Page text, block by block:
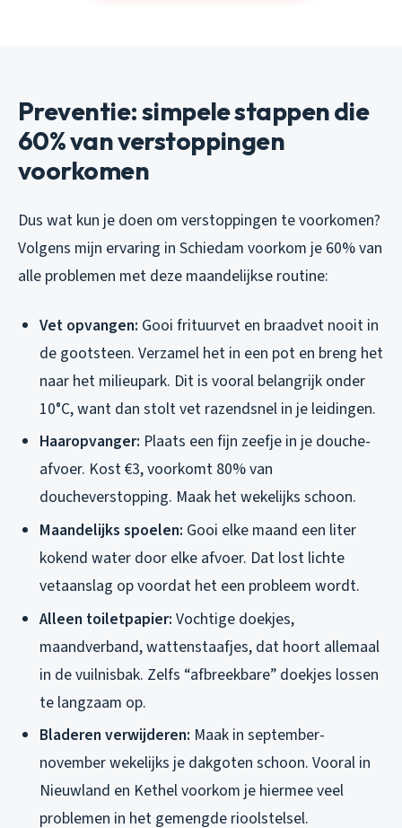
Preventie: simpele stappen die
60% van verstoppingen
voorkomen
Dus wat kun je doen om verstoppingen te voorkomen?
Volgens mijn ervaring in Schiedam voorkom je 60% van
alle problemen met deze maandelijkse routine:
Vet opvangen: Gooi frituurvet en braadvet nooit in
de gootsteen. Verzamel het in een pot en breng het
naar het milieupark. Dit is vooral belangrijk onder
10°C, want dan stolt vet razendsnel in je leidingen.
Haaropvanger: Plaats een fijn zeefje in je douche-
afvoer. Kost €3, voorkomt 80% van
doucheverstopping. Maak het wekelijks schoon.
Maandelijks spoelen: Gooi elke maand een liter
kokend water door elke afvoer. Dat lost lichte
vetaanslag op voordat het een probleem wordt.
Alleen toiletpapier: Vochtige doekjes,
maandverband, wattenstaafjes, dat hoort allemaal
in de vuilnisbak. Zelfs “afbreekbare” doekjes lossen
te langzaam op.
Bladeren verwijderen: Maak in september-
november wekelijks je dakgoten schoon. Vooral in
Nieuwland en Kethel voorkom je hiermee veel
problemen in het gemengde rioolstelsel.